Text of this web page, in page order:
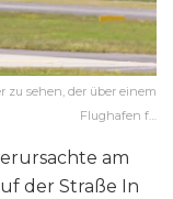
zu sehen, der über einem
Flughafen f…
am
der Straße In